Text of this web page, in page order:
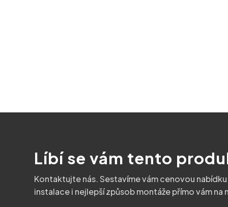
Líbí se vám tento
Kontaktujte nás. Sestavíme vám cenovou
instalace i nejlepší způsob montáže přímo vám na